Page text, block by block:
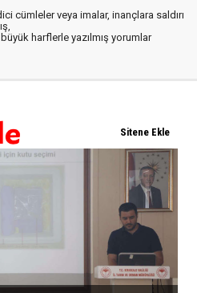
cümleler veya imalar, inançlara saldırı
harflerle yazılmış yorumlar